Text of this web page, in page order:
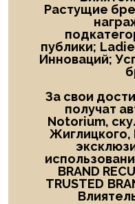
Растущие
публики;
Инноваций;
За свои
получат
Notorium,
BRAND
TRUSTED